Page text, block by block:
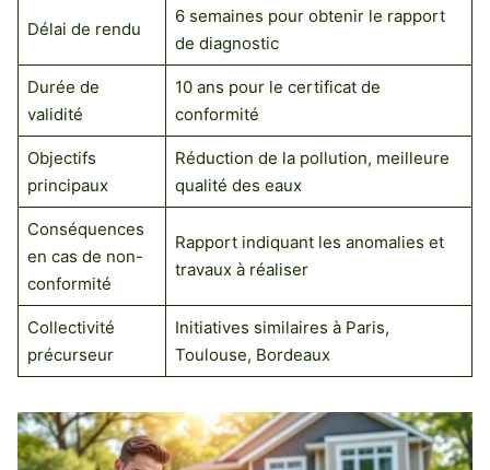
Délai de rendu
6 semaines pour obtenir le rapport
de diagnostic
Durée de
validité
10 ans pour le certificat de
conformité
Objectifs
principaux
Réduction de la pollution, meilleure
qualité des eaux
Conséquences
en cas de non-
conformité
Rapport indiquant les anomalies et
travaux à réaliser
Collectivité
précurseur
Initiatives similaires à Paris,
Toulouse, Bordeaux